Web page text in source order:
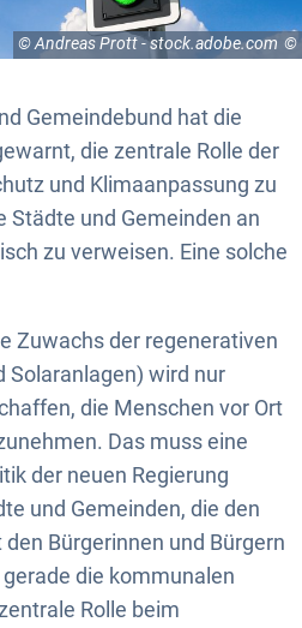
© Andreas Prott - stock.adobe.com
Gemeindebund hat die
die zentrale Rolle der
und Klimaanpassung zu
Städte und Gemeinden an
zu verweisen. Eine solche
Zuwachs der regenerativen
Solaranlagen) wird nur
die Menschen vor Ort
Das muss eine
der neuen Regierung
und Gemeinden, die den
Bürgerinnen und Bürgern
die kommunalen
Rolle beim